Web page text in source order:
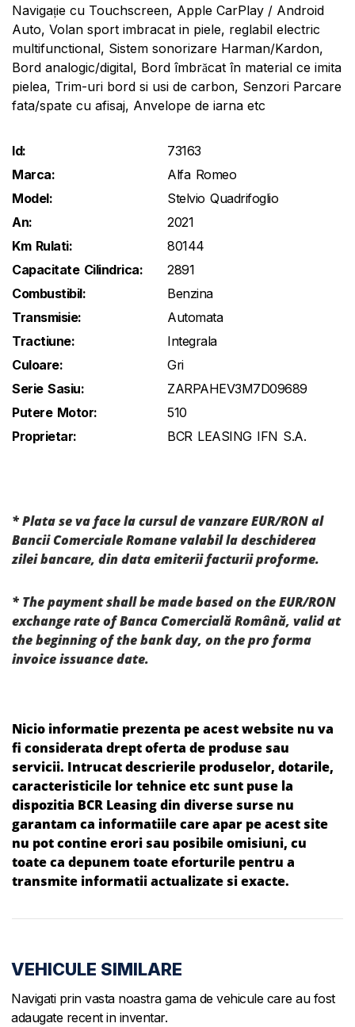
Navigație cu Touchscreen, Apple CarPlay / Android
Auto, Volan sport imbracat in piele, reglabil electric
multifunctional, Sistem sonorizare Harman/Kardon,
Bord analogic/digital, Bord îmbrăcat în material ce imita
pielea, Trim-uri bord si usi de carbon, Senzori Parcare
fata/spate cu afisaj, Anvelope de iarna etc
Id:
73163
Marca:
Alfa Romeo
Model:
Stelvio Quadrifoglio
An:
2021
Km Rulati:
80144
Capacitate Cilindrica:
2891
Combustibil:
Benzina
Transmisie:
Automata
Tractiune:
Integrala
Culoare:
Gri
Serie Sasiu:
ZARPAHEV3M7D09689
Putere Motor:
510
Proprietar:
BCR LEASING IFN S.A.
* Plata se va face la cursul de vanzare EUR/RON al
Bancii Comerciale Romane valabil la deschiderea
zilei bancare, din data emiterii facturii proforme.
* The payment shall be made based on the EUR/RON
exchange rate of Banca Comercială Română, valid at
the beginning of the bank day, on the pro forma
invoice issuance date.
Nicio informatie prezenta pe acest website nu va
fi considerata drept oferta de produse sau
servicii. Intrucat descrierile produselor, dotarile,
caracteristicile lor tehnice etc sunt puse la
dispozitia BCR Leasing din diverse surse nu
garantam ca informatiile care apar pe acest site
nu pot contine erori sau posibile omisiuni, cu
toate ca depunem toate eforturile pentru a
transmite informatii actualizate si exacte.
VEHICULE SIMILARE
Navigati prin vasta noastra gama de vehicule care au fost
adaugate recent in inventar.